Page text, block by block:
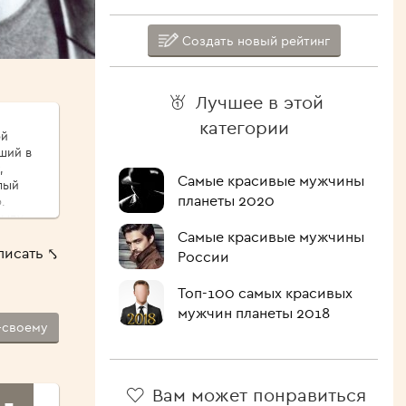
в
⤣
своему
Создать новый рейтинг
Лучшее в этой
категории
Самые красивые мужчины
планеты 2020
Самые красивые мужчины
России
Топ-100 самых красивых
мужчин планеты 2018
Вам может понравиться